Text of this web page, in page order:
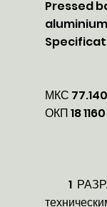
Pressed
МКС
ОКП 18 1160
1